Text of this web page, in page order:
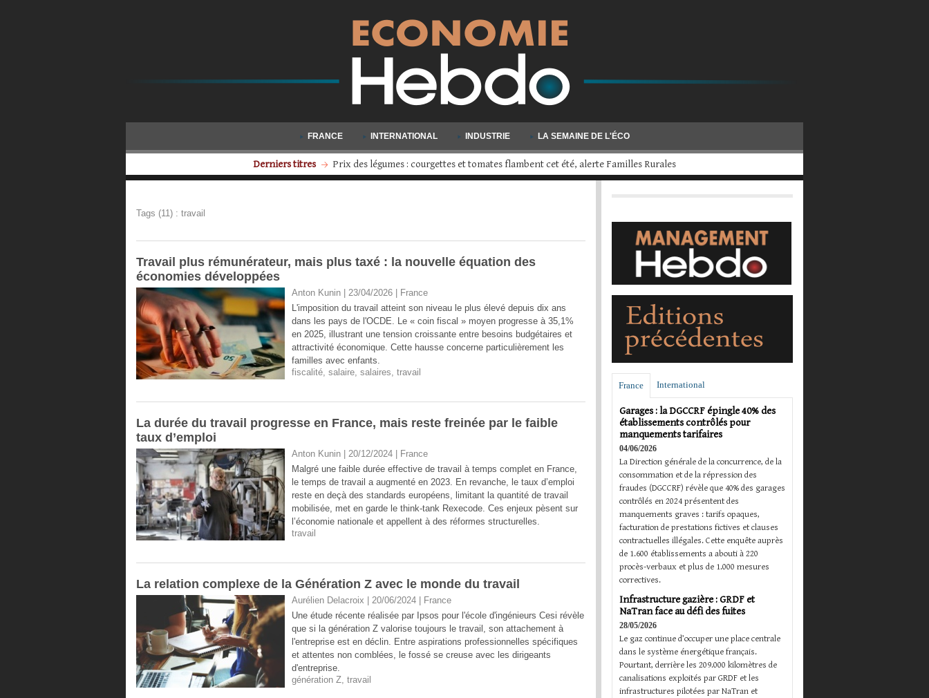
FRANCE INTERNATIONAL INDUSTRIE LA SEMAINE DE L'ÉCO
Derniers titres Volkswagen engage une restructuration d'ampleur : quatre usines devraient fermer
Tags (11) : travail
Travail plus rémunérateur, mais plus taxé : la nouvelle équation des
économies développées
Anton Kunin | 23/04/2026
France
L'imposition du travail atteint son niveau le plus élevé depuis dix ans
dans les pays de l'OCDE. Le « coin fiscal » moyen progresse à 35,1%
en 2025, illustrant une tension croissante entre besoins budgétaires et
attractivité économique. Cette hausse concerne particulièrement les
familles avec enfants.
fiscalité, salaire, salaires, travail
La durée du travail progresse en France, mais reste freinée par le faible
taux d’emploi
Anton Kunin | 20/12/2024
France
Malgré une faible durée effective de travail à temps complet en France,
le temps de travail a augmenté en 2023. En revanche, le taux d’emploi
reste en deçà des standards européens, limitant la quantité de travail
mobilisée, met en garde le think-tank Rexecode. Ces enjeux pèsent sur
l’économie nationale et appellent à des réformes structurelles.
travail
La relation complexe de la Génération Z avec le monde du travail
Aurélien Delacroix | 20/06/2024
France
Une étude récente réalisée par Ipsos pour l'école d'ingénieurs Cesi révèle
que si la génération Z valorise toujours le travail, son attachement à
l'entreprise est en déclin. Entre aspirations professionnelles spécifiques
et attentes non comblées, le fossé se creuse avec les dirigeants
d'entreprise.
génération Z, travail
France International
Garages : la DGCCRF épingle 40% des
établissements contrôlés pour
manquements tarifaires
04/06/2026
La Direction générale de la concurrence, de la
consommation et de la répression des
fraudes (DGCCRF) révèle que 40% des garages
contrôlés en 2024 présentent des
manquements graves : tarifs opaques,
facturation de prestations fictives et clauses
contractuelles illégales. Cette enquête auprès
de 1.600 établissements a abouti à 220
procès-verbaux et plus de 1.000 mesures
correctives.
Infrastructure gazière : GRDF et
NaTran face au défi des fuites
28/05/2026
Le gaz continue d’occuper une place centrale
dans le système énergétique français.
Pourtant, derrière les 209.000 kilomètres de
canalisations exploités par GRDF et les
infrastructures pilotées par NaTran et